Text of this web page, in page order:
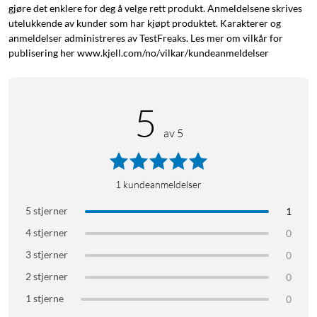
gjøre det enklere for deg å velge rett produkt. Anmeldelsene skrives
utelukkende av kunder som har kjøpt produktet. Karakterer og
anmeldelser administreres av TestFreaks. Les mer om vilkår for
publisering her www.kjell.com/no/vilkar/kundeanmeldelser
5 av 5
1 kundeanmeldelser
5 stjerner
1
4 stjerner
0
3 stjerner
0
2 stjerner
0
1 stjerne
0